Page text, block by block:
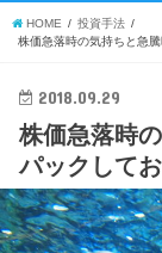
HOME
投資手法
株価急落時の気持ちと急
2018.09.29
株価急落時
パックして